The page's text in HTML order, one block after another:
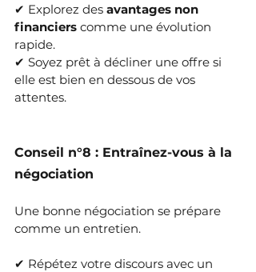
✔ Explorez des avantages non
financiers comme une évolution
rapide.
✔ Soyez prêt à décliner une offre si
elle est bien en dessous de vos
attentes.
Conseil n°8 : Entraînez-vous à la
négociation
Une bonne négociation se prépare
comme un entretien.
✔ Répétez votre discours avec un